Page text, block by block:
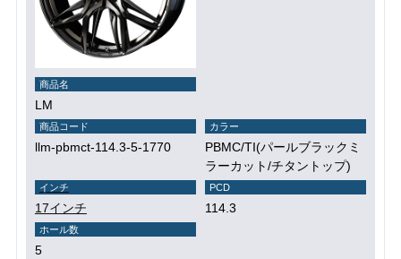
商品名
LM
商品コード
llm-pbmct-114.3-5-1770
カラー
PBMC/TI(パールブラックミ
ラーカット/チタントップ)
インチ
17インチ
PCD
114.3
ホール数
5